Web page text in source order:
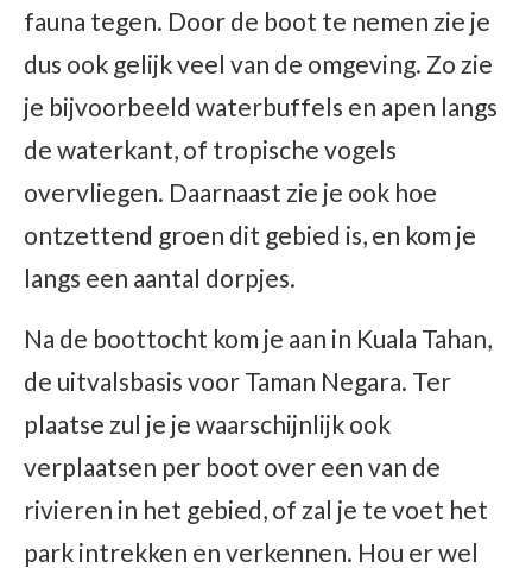
fauna tegen. Door de boot te nemen zie je
dus ook gelijk veel van de omgeving. Zo zie
je bijvoorbeeld waterbuffels en apen langs
de waterkant, of tropische vogels
overvliegen. Daarnaast zie je ook hoe
ontzettend groen dit gebied is, en kom je
langs een aantal dorpjes.
Na de boottocht kom je aan in Kuala Tahan,
de uitvalsbasis voor Taman Negara. Ter
plaatse zul je je waarschijnlijk ook
verplaatsen per boot over een van de
rivieren in het gebied, of zal je te voet het
park intrekken en verkennen. Hou er wel